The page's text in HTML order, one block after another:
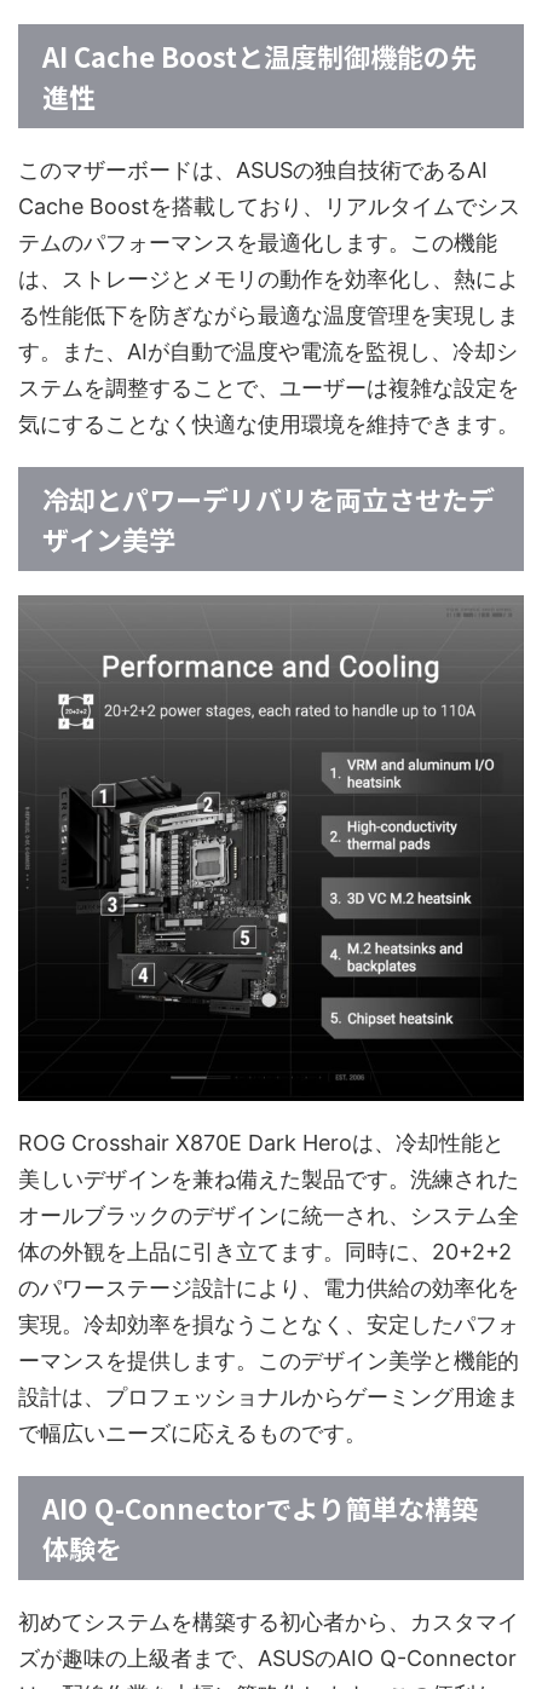
AI Cache Boostと温度制御機能の先
進性
このマザーボードは、ASUSの独自技術であるAI
Cache Boostを搭載しており、リアルタイムでシス
テムのパフォーマンスを最適化します。この機能
は、ストレージとメモリの動作を効率化し、熱によ
る性能低下を防ぎながら最適な温度管理を実現しま
す。また、AIが自動で温度や電流を監視し、冷却シ
ステムを調整することで、ユーザーは複雑な設定を
気にすることなく快適な使用環境を維持できます。
冷却とパワーデリバリを両立させたデ
ザイン美学
ROG Crosshair X870E Dark Heroは、冷却性能と
美しいデザインを兼ね備えた製品です。洗練された
オールブラックのデザインに統一され、システム全
体の外観を上品に引き立てます。同時に、20+2+2
のパワーステージ設計により、電力供給の効率化を
実現。冷却効率を損なうことなく、安定したパフォ
ーマンスを提供します。このデザイン美学と機能的
設計は、プロフェッショナルからゲーミング用途ま
で幅広いニーズに応えるものです。
AIO Q-Connectorでより簡単な構築
体験を
初めてシステムを構築する初心者から、カスタマイ
ズが趣味の上級者まで、ASUSのAIO Q-Connector